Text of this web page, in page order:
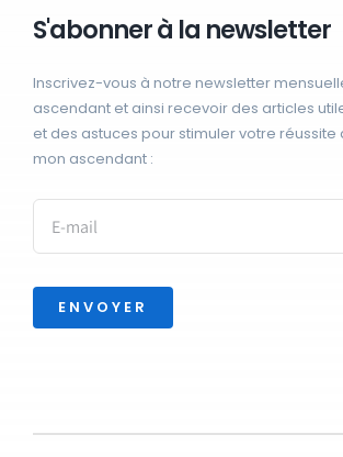
S'abonner à la newsletter
Inscrivez-vous à notre newsletter
ascendant et ainsi recevoir des articles
et des astuces pour stimuler votre
mon ascendant :
ENVOYER